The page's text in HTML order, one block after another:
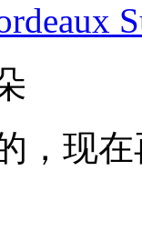
，现